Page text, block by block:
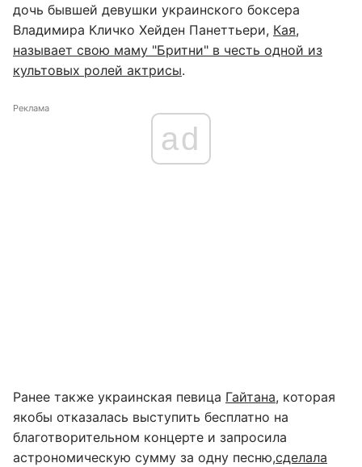
дочь бывшей девушки украинского боксера
Владимира Кличко Хейден Панеттьери, Кая,
называет свою маму "Бритни" в честь одной из
культовых ролей актрисы.
Реклама
ad
Ранее также украинская певица Гайтана, которая
якобы отказалась выступить бесплатно на
благотворительном концерте и запросила
астрономическую сумму за одну песню,сделала